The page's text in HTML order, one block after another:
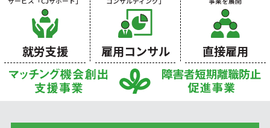
就労支援 雇用コンサル 直接雇用